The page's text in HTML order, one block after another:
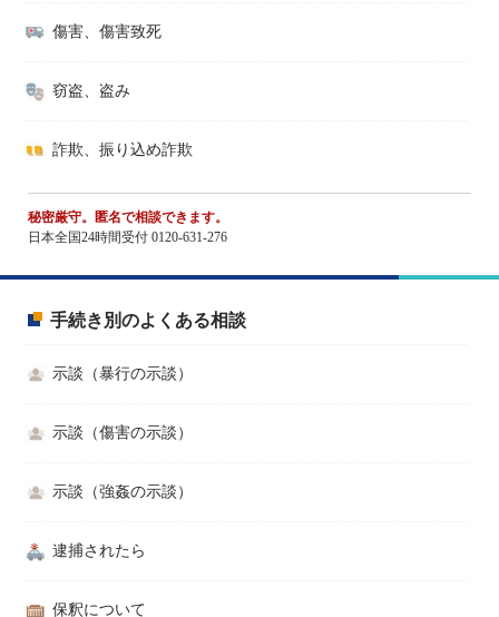
傷害、傷害致死
窃盗、盗み
詐欺、振り込め詐欺
秘密厳守。匿名で相談できます。
日本全国24時間受付 0120-631-276
手続き別のよくある相談
示談（暴行の示談）
示談（傷害の示談）
示談（強姦の示談）
逮捕されたら
保釈について